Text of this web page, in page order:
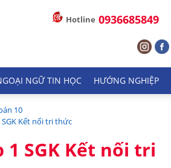
Hotline 0936685849
NGỮ TIN HỌC HƯỚNG NGHIỆP
10
SGK Kết nối tri thức
1 SGK Kết nối tri